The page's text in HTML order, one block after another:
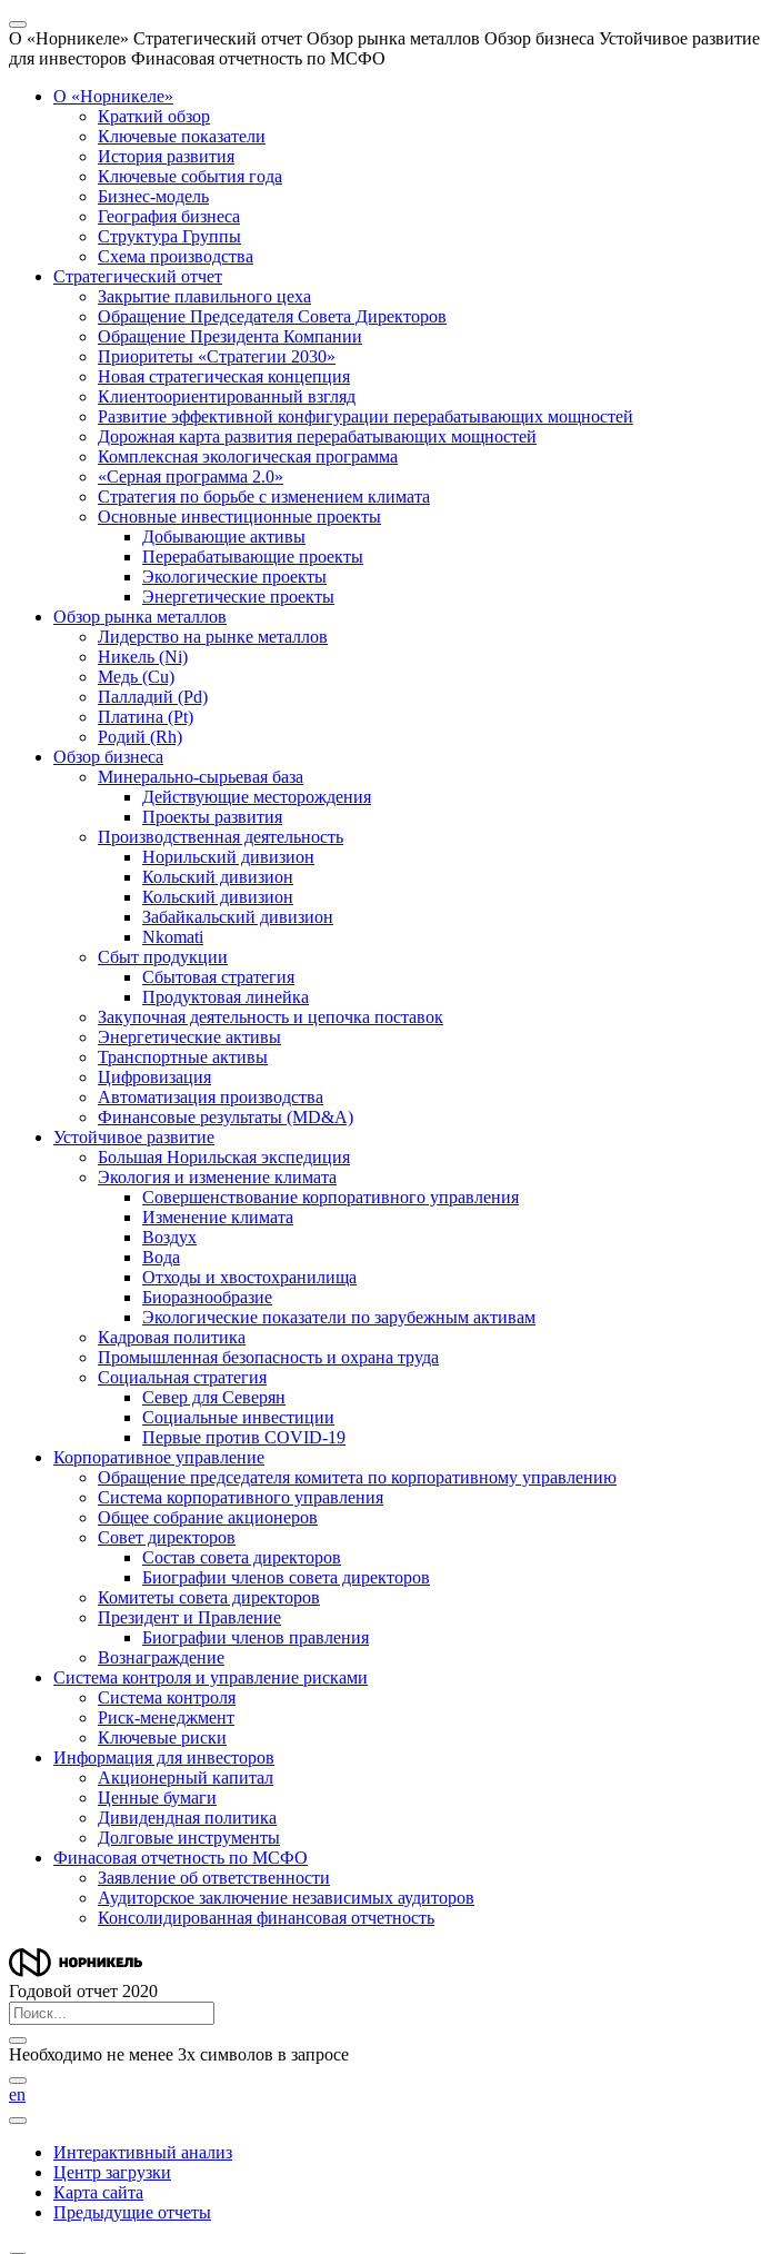
О «Норникеле» Стратегический отчет Обзор рынка металлов Обзор бизнеса Устойчивое развитие
для инвесторов Финасовая отчетность по МСФО
О «Норникеле»
Краткий обзор
Ключевые показатели
История развития
Ключевые события года
Бизнес-модель
География бизнеса
Структура Группы
Схема производства
Стратегический отчет
Закрытие плавильного цеха
Обращение Председателя Совета Директоров
Обращение Президента Компании
Приоритеты «Стратегии 2030»
Новая стратегическая концепция
Клиентоориентированный взгляд
Развитие эффективной конфигурации перерабатывающих мощностей
Дорожная карта развития перерабатывающих мощностей
Комплексная экологическая программа
«Серная программа 2.0»
Стратегия по борьбе с изменением климата
Основные инвестиционные проекты
Добывающие активы
Перерабатывающие проекты
Экологические проекты
Энергетические проекты
Обзор рынка металлов
Лидерство на рынке металлов
Никель (Ni)
Медь (Cu)
Палладий (Pd)
Платина (Pt)
Родий (Rh)
Обзор бизнеса
Минерально-сырьевая база
Действующие месторождения
Проекты развития
Производственная деятельность
Норильский дивизион
Кольский дивизион
Кольский дивизион
Забайкальский дивизион
Nkomati
Сбыт продукции
Сбытовая стратегия
Продуктовая линейка
Закупочная деятельность и цепочка поставок
Энергетические активы
Транспортные активы
Цифровизация
Автоматизация производства
Финансовые результаты (MD&A)
Устойчивое развитие
Большая Норильская экспедиция
Экология и изменение климата
Совершенствование корпоративного управления
Изменение климата
Воздух
Вода
Отходы и хвостохранилища
Биоразнообразие
Экологические показатели по зарубежным активам
Кадровая политика
Промышленная безопасность и охрана труда
Социальная стратегия
Север для Северян
Социальные инвестиции
Первые против COVID‑19
Корпоративное управление
Обращение председателя комитета по корпоративному управлению
Система корпоративного управления
Общее собрание акционеров
Совет директоров
Состав совета директоров
Биографии членов совета директоров
Комитеты совета директоров
Президент и Правление
Биографии членов правления
Вознаграждение
Система контроля и управление рисками
Система контроля
Риск-менеджмент
Ключевые риски
Информация для инвесторов
Акционерный капитал
Ценные бумаги
Дивидендная политика
Долговые инструменты
Финасовая отчетность по МСФО
Заявление об ответственности
Аудиторское заключение независимых аудиторов
Консолидированная финансовая отчетность
Годовой отчет 2020
Необходимо не менее 3х символов в запросе
en
Интерактивный анализ
Центр загрузки
Карта сайта
Предыдущие отчеты